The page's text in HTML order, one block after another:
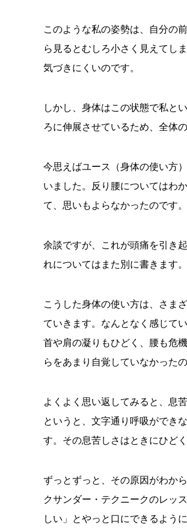
このような私の姿勢は、自分の
ら見るとむしろ小さく見えてし
気づきにくいのです。
しかし、身体はこの状態で私と
ろに伸展させているため、全体
今思えばユース（身体の使い方
いました。反り腰についてはわ
て、思いもよらなかったのです。
余談ですが、これが頭痛を引き
れについてはまた別に書きます。
こうした身体の使い方は、さま
ていきます。なんとなく感じて
首や肩の凝りもひどく、腰も危
らをあまり自覚していなかったの
よくよく思い返してみると、息
というと、文字通り呼吸ができ
す。その息苦しさはときにひど
ずっとずっと、その原因がわか
クサンダー・テクニークのレッ
しい」とやっと口にできるよう